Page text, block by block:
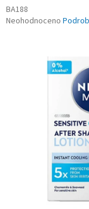
BA188
Průměrné
Neohodnoceno